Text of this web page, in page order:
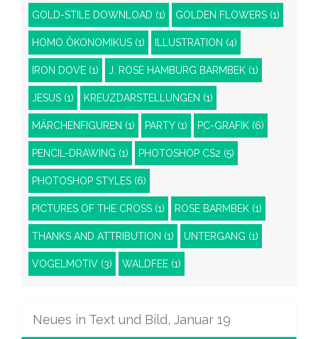
GOLD-STILE DOWNLOAD (1) GOLDEN FLOWERS (1)
HOMO ÖKONOMIKUS (1) ILLUSTRATION (4)
IRON DOVE (1) J. ROSE HAMBURG BARMBEK (1)
JESUS (1) KREUZDARSTELLUNGEN (1)
MÄRCHENFIGUREN (1) PARTY(1) PC-GRAFIK (6)
PENCIL-DRAWING (1) PHOTOSHOP CS2 (5)
PHOTOSHOP STYLES (6)
PICTURES OF THE CROSS (1) ROSE BARMBEK (1)
THANKS AND ATTRIBUTION (1) UNTERGANG (1)
VOGELMOTIV (3) WALDFEE (1)
Neues in Text und Bild, Januar 19